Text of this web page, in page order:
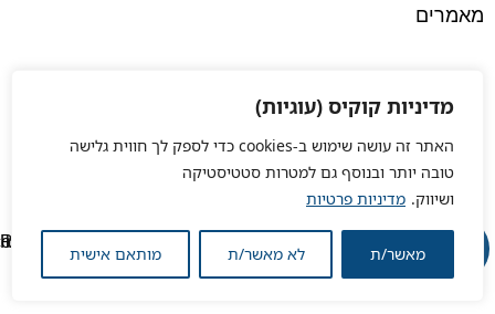
מדיניות קוקיס (עוגיות)
האתר זה עושה שימוש ב-cookies כדי לספק לך חווית גלישה
טובה יותר ובנוסף גם למטרות סטטיסטיקה
ושיווק. מדיניות פרטיות
מותאם אישית לא מאשר/ת מאשר/ת
מאמרים